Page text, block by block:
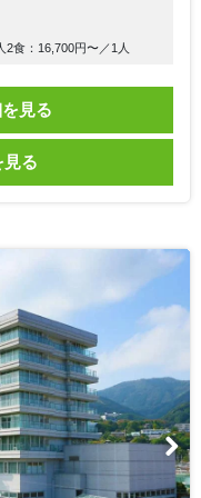
食：16,700円〜／1人
見る
る